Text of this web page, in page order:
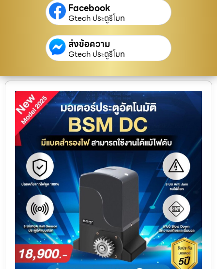
Facebook
Gtech ประตูรีโมท
ส่งข้อความ
Gtech ประตูรีโมท